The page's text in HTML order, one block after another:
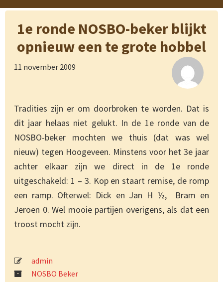
1e ronde NOSBO-beker blijkt
opnieuw een te grote hobbel
11 november 2009
Tradities zijn er om doorbroken te worden. Dat is
dit jaar helaas niet gelukt. In de 1e ronde van de
NOSBO-beker mochten we thuis (dat was wel
nieuw) tegen Hoogeveen. Minstens voor het 3e jaar
achter elkaar zijn we direct in de 1e ronde
uitgeschakeld: 1 – 3. Kop en staart remise, de romp
een ramp. Ofterwel: Dick en Jan H ½, Bram en
Jeroen 0. Wel mooie partijen overigens, als dat een
troost mocht zijn.
admin
NOSBO Beker